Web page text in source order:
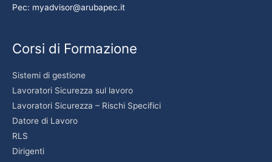
Pec: myadvisor@arubapec.it
Corsi di Formazione
Sistemi di gestione
Lavoratori Sicurezza sul lavoro
Lavoratori Sicurezza – Rischi Specifici
Datore di Lavoro
RLS
Dirigenti